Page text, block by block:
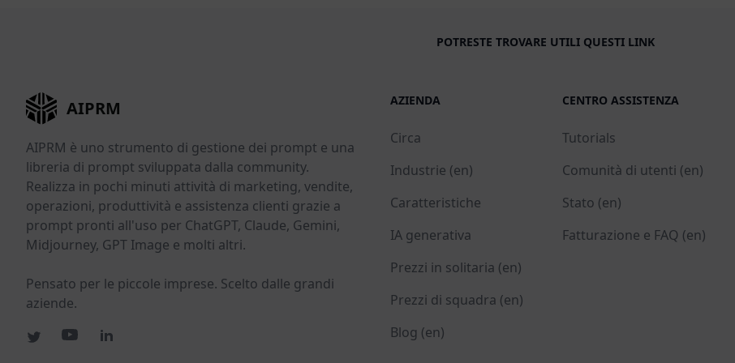
POTRESTE TROVARE UTILI QUESTI LINK
AIPRM
AIPRM è uno strumento di gestione dei prompt e una
libreria di prompt sviluppata dalla community.
Realizza in pochi minuti attività di marketing, vendite,
operazioni, produttività e assistenza clienti grazie a
prompt pronti all'uso per ChatGPT, Claude, Gemini,
Midjourney, GPT Image e molti altri.
Pensato per le piccole imprese. Scelto dalle grandi
aziende.
AZIENDA
Circa
Industrie (en)
Caratteristiche
IA generativa
Prezzi in solitaria (en)
Prezzi di squadra (en)
Blog (en)
CENTRO ASSISTENZA
Tutorials
Comunità di utenti (en)
Stato (en)
Fatturazione e FAQ (en)